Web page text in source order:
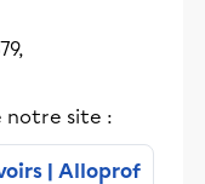
notre site :
| Alloprof